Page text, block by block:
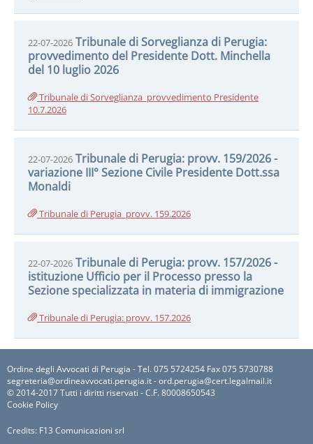
22-07-2026 Tribunale di Sorveglianza di Perugia:
provvedimento del Presidente Dott. Minchella
del 10 luglio 2026
Tribunale di Sorveglianza_provvedimento Presidente
10.7.2026
22-07-2026 Tribunale di Perugia: provv. 159/2026 -
variazione III° Sezione Civile Presidente Dott.ssa
Monaldi
Tribunale di Perugia_provv. 159.2026
22-07-2026 Tribunale di Perugia: provv. 157/2026 -
istituzione Ufficio per il Processo presso la
Sezione specializzata in materia di immigrazione
Tribunale di Perugia: provv. 157.2026
Ordine degli Avvocati di Perugia - Tel. 075 5724254 Fax 075 5730788
segreteria@ordineavvocati.perugia.it - ord.perugia@cert.legalmail.it
© 2014-2017 Tutti i diritti riservati - C.F. 80008650543
Cookie Policy
Credits: F13 Comunicazioni srl